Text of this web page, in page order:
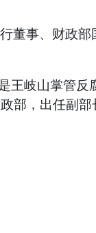
董事、财政
王岐山掌管反
部，出任副